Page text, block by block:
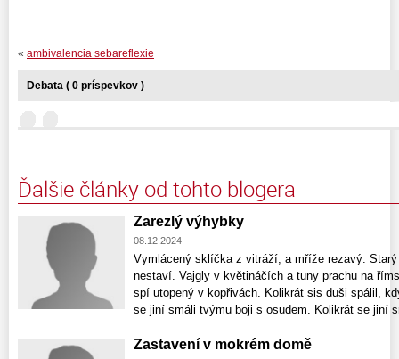
« ambivalencia sebareflexie
Debata ( 0 príspevkov )
Ďalšie články od tohto blogera
Zarezlý výhybky
08.12.2024
Vymlácený sklíčka z vitráží, a mříže rezavý.
nestaví. Vajgly v květináčích a tuny prachu na
spí utopený v kopřivách. Kolikrát sis duši spálil,
se jiní smáli tvýmu boji s osudem. Kolikrát se jiní
Zastavení v mokrém domě